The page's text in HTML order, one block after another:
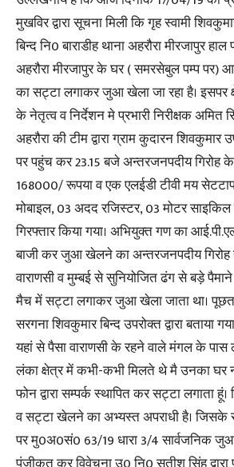
मुखविर द्वारा सूचना मिली कि गृह स्वामी
बिन्द नि0 बाराडीह थाना अहरौरा मीरजापुर
अहरौरा मीरजापुर के घर ( समरसेबुल पम्प पर)
का सट्टा लगाकर जुआ खेला जा रहा है। इसपर
के नेतृत्व व निर्देशन मे प्रभारी निरीक्षक अमित
अहरौरा की टीम द्वारा ग्राम कुदारन
पर पहुंच कर 23.15 बजे अन्तरजनपदीय गिरोह
168000/ रूपया व एक एलईडी टीवी मय
मोबाइल, 03 अदद रजिस्टर, 03 मोटर
गिरफ्तार किया गया। अभियुक्त गण का
बाजी कर जुआ खेलने का अन्तरजनपदीय गिरोह
वाराणसी व मुम्बई से सुनियोजित ढंग से बड़े
मैच में सट्टा लगाकर जुआ खेला जाता था।
सरगना शिवकुमार बिन्द उपरोक्त द्वारा बताया
यहां से पैसा वाराणसी के रहने वाले मंगल के
लंका क्षेत्र में कभी-कभी मिलते थे मै उनका घर
फोन द्वारा सम्पर्क स्थापित कर सट्टा लगाता
व सट्टा खेलने का अभ्यस्त अपराधी है। जिसके
पर मु0अ0सं0 63/19 धारा 3/4 सार्वजनिक